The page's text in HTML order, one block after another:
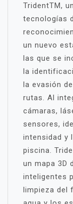
TridentTM,
tecnologías
un nuevo
las que se
la
la evasión
rutas. Al
cámaras,
sensores,
intensidad y
piscina.
un mapa 3D
inteligentes
limpieza del